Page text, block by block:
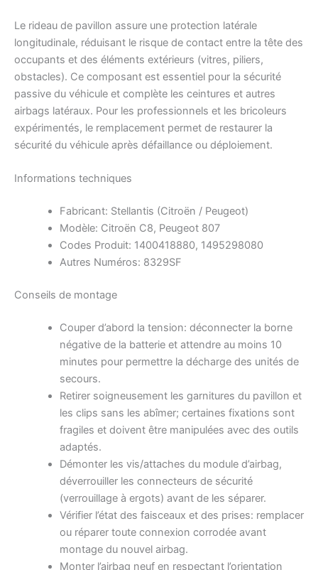
Le rideau de pavillon assure une protection latérale
longitudinale, réduisant le risque de contact entre la tête des
occupants et des éléments extérieurs (vitres, piliers,
obstacles). Ce composant est essentiel pour la sécurité
passive du véhicule et complète les ceintures et autres
airbags latéraux. Pour les professionnels et les bricoleurs
expérimentés, le remplacement permet de restaurer la
sécurité du véhicule après défaillance ou déploiement.
Informations techniques
Fabricant: Stellantis (Citroën / Peugeot)
Modèle: Citroën C8, Peugeot 807
Codes Produit: 1400418880, 1495298080
Autres Numéros: 8329SF
Conseils de montage
Couper d’abord la tension: déconnecter la borne
négative de la batterie et attendre au moins 10
minutes pour permettre la décharge des unités de
secours.
Retirer soigneusement les garnitures du pavillon et
les clips sans les abîmer; certaines fixations sont
fragiles et doivent être manipulées avec des outils
adaptés.
Démonter les vis/attaches du module d’airbag,
déverrouiller les connecteurs de sécurité
(verrouillage à ergots) avant de les séparer.
Vérifier l’état des faisceaux et des prises: remplacer
ou réparer toute connexion corrodée avant
montage du nouvel airbag.
Monter l’airbag neuf en respectant l’orientation